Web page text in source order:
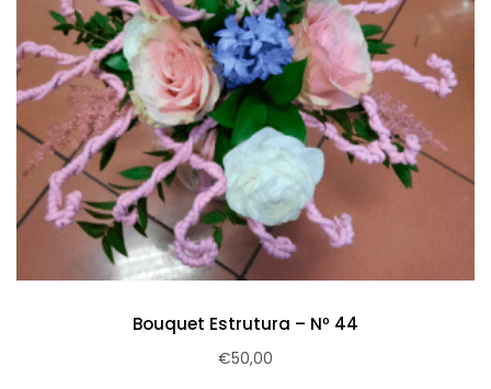
Bouquet Estrutura – Nº 44
€50,00